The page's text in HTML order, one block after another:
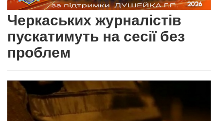
Черкаських журналістів
пускатимуть на сесії без
проблем